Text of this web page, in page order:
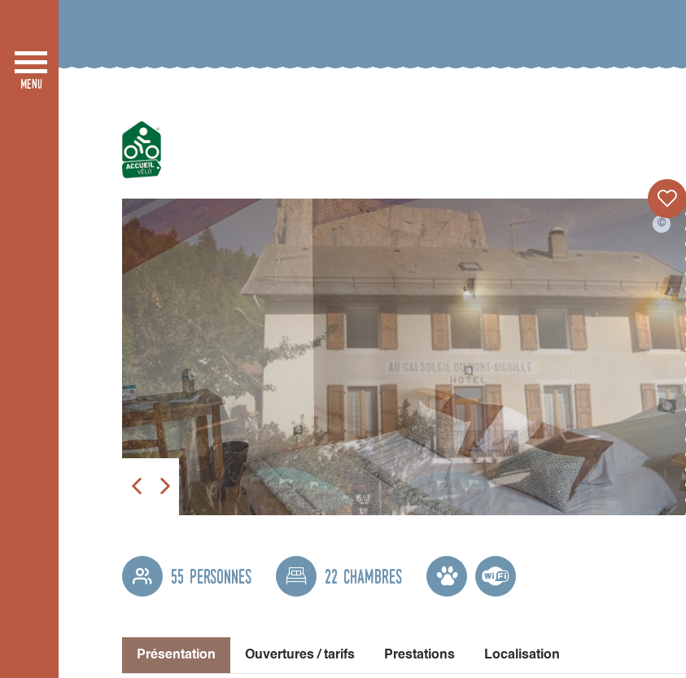
55 personnes 22 chambres
Présentation Ouvertures / tarifs Prestations Localisation